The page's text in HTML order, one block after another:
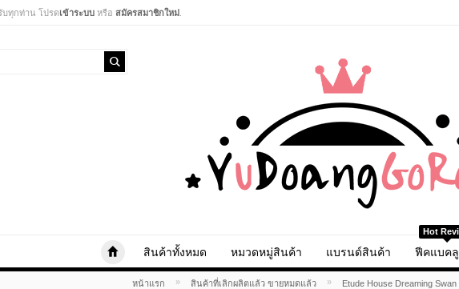
ทุกท่าน โปรดเข้าระบบ หรือ สมัครสมาชิกใหม่
สินค้าทั้งหมด หมวดหมู่สินค้า แบรนด์สินค้า
Hot
ฟีคแบค
หน้าแรก » สินค้าที่เลิกผลิตแล้ว ขายหมดแล้ว » Etude House Dreaming Swan